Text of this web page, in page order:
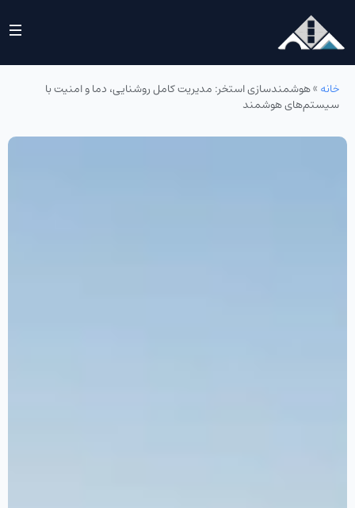
خانه »هوشمندسازی استخر: مدیریت کامل روشنایی، دما و امنیت با
سیستم‌های هوشمند